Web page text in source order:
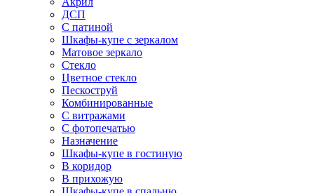
ДСП
С патиной
Шкафы-купе с зеркалом
Матовое зеркало
Стекло
Цветное стекло
Пескоструй
Комбинированные
С витражами
С фотопечатью
Назначение
Шкафы-купе в гостиную
В коридор
В прихожую